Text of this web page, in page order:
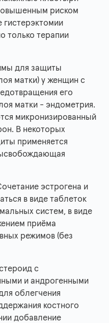
риском
только терапии
для защиты
матки) у женщин с
его
матки - эндометрия.
микронизированный
В некоторых
применяется
эстрогена и
в виде таблеток
систем, в виде
приёма
режимов (без
с
и андрогенными
облегчения
костного
добавление